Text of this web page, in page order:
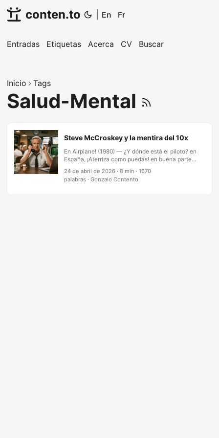
conten.to En Fr
Entradas Etiquetas Acerca CV Buscar
Inicio Tags
Salud-Mental
Steve McCroskey y la mentira del 10x
En Airplane! (1980) — ¿Y dónde está el piloto? en
España, ¡Aterriza como puedas! en buena parte
de Latinoamérica — Lloyd Bridges interpreta a
Steve McCroskey, un controlador aéreo llevando
un desastre en tierra mientras, arriba, un único
24 de abril de 2026 · 8 min · 1670
palabras · Gonzalo Contento